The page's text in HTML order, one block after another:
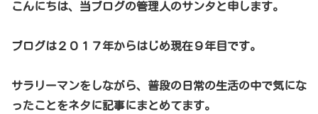
こんにちは、当ブログの管理人のサンタと申します。
ブログは２０１７年からはじめ現在９年目です。
サラリーマンをしながら、普段の日常の生活の中で気にな
ったことをネタに記事にまとめてます。